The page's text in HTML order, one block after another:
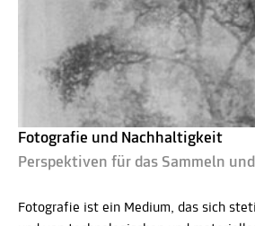
Fotografie und Nachhaltigkeit
Perspektiven für das Sammeln
Fotografie ist ein Medium, das sich